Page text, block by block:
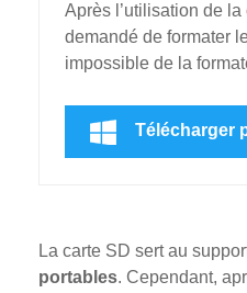
Après l’utilisation de
demandé de formater
impossible de la
Télécharger
La carte SD sert au
portables. Cependant,